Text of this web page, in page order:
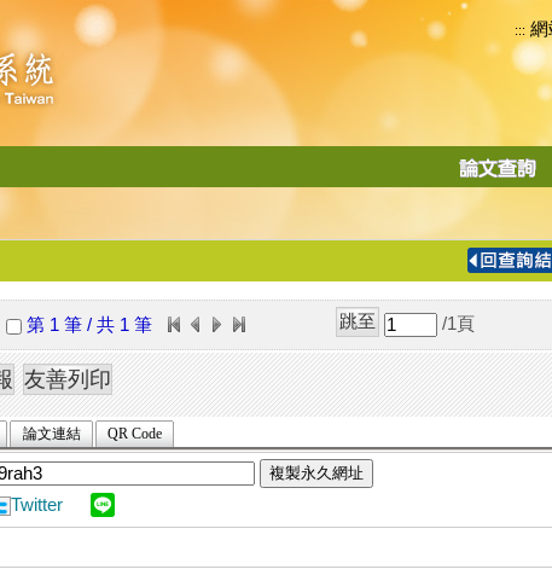
::: 網
導
第 1 筆 / 共 1 筆 /1 頁
論文連結 QR Code
複製永久網址
Twitter